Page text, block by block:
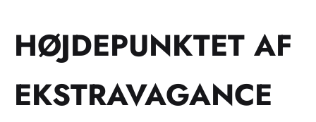
HØJDEPUNKTET AF
EKSTRAVAGANCE